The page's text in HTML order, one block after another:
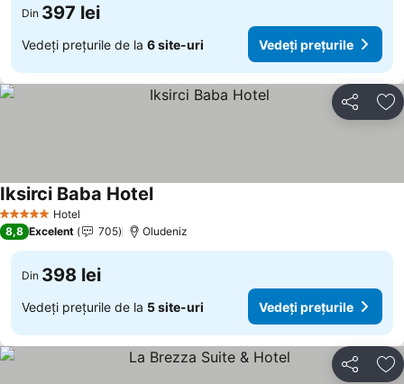
Din 397 lei
Vedeți prețurile de la 6 site-uri Vedeți prețurile
Distribuiți
5 Stele Hotel
Iksirci Baba Hotel
8,8 Excelent 705 Oludeniz
Din 398 lei
Vedeți prețurile de la 5 site-uri Vedeți prețurile
Distribuiți